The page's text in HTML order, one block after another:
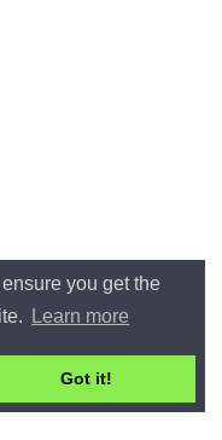
you get the
Learn more
Got it!